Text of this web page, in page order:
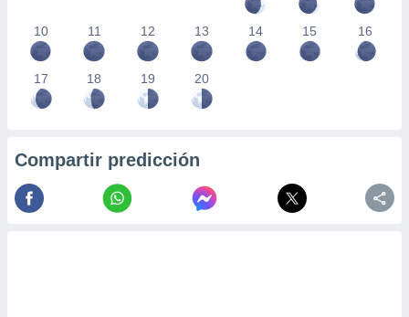
10 11 12 13 14 15 16
17 18 19 20
Compartir predicción